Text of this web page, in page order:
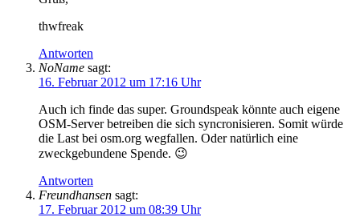
thwfreak
Antworten
NoName sagt:
16. Februar 2012 um 17:16 Uhr
Auch ich finde das super. Groundspeak könnte auch eigene
OSM-Server betreiben die sich syncronisieren. Somit würde
die Last bei osm.org wegfallen. Oder natürlich eine
zweckgebundene Spende. 😉
Antworten
Freundhansen sagt:
17. Februar 2012 um 08:39 Uhr